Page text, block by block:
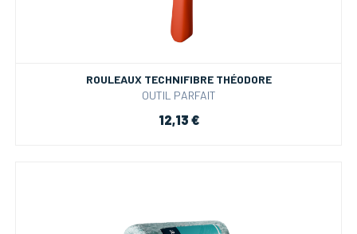
ROULEAUX TECHNIFIBRE THÉODORE
OUTIL PARFAIT
12,13 €